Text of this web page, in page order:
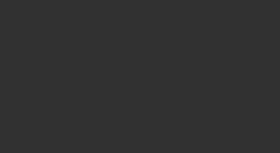
già accese tra test di
il Defender Emirates